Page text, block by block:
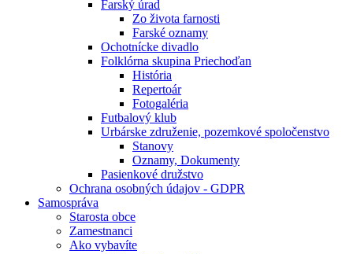
Farský úrad
Zo života farnosti
Farské oznamy
Ochotnícke divadlo
Folklórna skupina Priechoďan
História
Repertoár
Fotogaléria
Futbalový klub
Urbárske združenie, pozemkové spoločenstvo
Stanovy
Oznamy, Dokumenty
Pasienkové družstvo
Ochrana osobných údajov - GDPR
Samospráva
Starosta obce
Zamestnanci
Ako vybavíte